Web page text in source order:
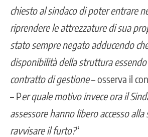
chiesto al sindaco di poter entrare
riprendere le attrezzature di sua
stato sempre negato adducendo
disponibilità della struttura
contratto di gestione– osserva il
– Per quale motivo invece ora il
assessore hanno libero accesso
ravvisare il furto?“